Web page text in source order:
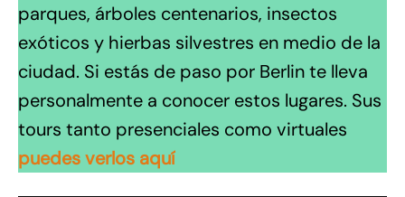
parques, árboles centenarios, insectos
exóticos y hierbas silvestres en medio de la
ciudad. Si estás de paso por Berlin te lleva
personalmente a conocer estos lugares. Sus
tours tanto presenciales como virtuales
puedes verlos aquí